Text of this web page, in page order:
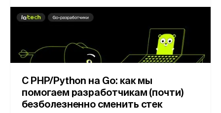
C PHP/Python на Go: как мы
помогаем разработчикам (почти)
безболезненно сменить стек